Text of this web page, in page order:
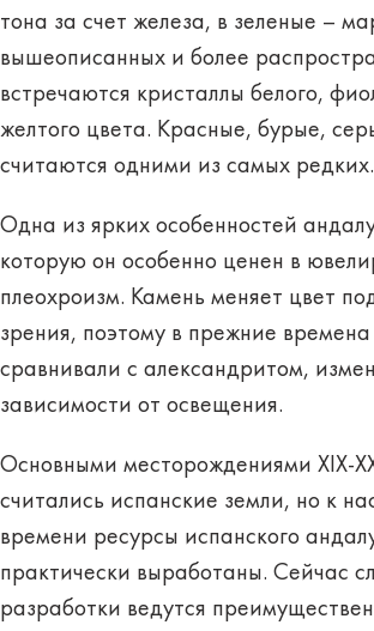
тона за счет железа, в зеленые –
вышеописанных и более
встречаются кристаллы белого,
желтого цвета. Красные, бурые,
считаются одними из самых редких.
Одна из ярких особенностей
которую он особенно ценен в
плеохроизм. Камень меняет цвет
зрения, поэтому в прежние
сравнивали с александритом,
зависимости от освещения.
Основными месторождениями XIX-
считались испанские земли, но к
времени ресурсы испанского
практически выработаны. Сейчас
разработки ведутся